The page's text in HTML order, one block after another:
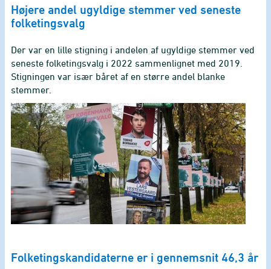
Højere andel ugyldige stemmer ved seneste
folketingsvalg
Der var en lille stigning i andelen af ugyldige stemmer ved
seneste folketingsvalg i 2022 sammenlignet med 2019.
Stigningen var især båret af en større andel blanke
stemmer.
Folketingskandidaterne er i gennemsnit 46,3 år